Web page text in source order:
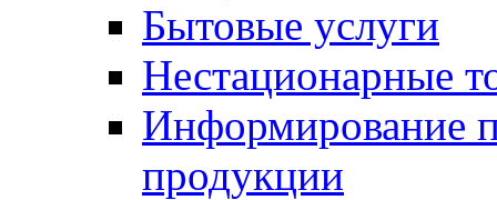
Бытовые услуги
Нестационарные
Информирование
продукции